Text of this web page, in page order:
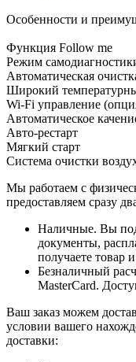
Особенности и
Функция Follow me
Режим
Автоматическая
Широкий
Wi-Fi управление
Автоматическое
Авто-рестарт
Мягкий старт
Система очистки
Мы работаем с
предоставляем сразу
Наличные. Вы
документы,
получаете товар
Безналичный
MasterCard.
Ваш заказ можем
условии вашего
доставки: